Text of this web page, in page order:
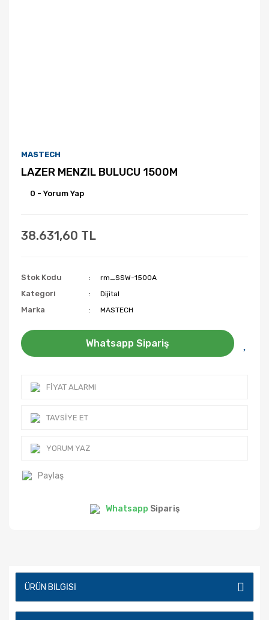
MASTECH
LAZER MENZIL BULUCU 1500M
0 - Yorum Yap
38.631,60 TL
Stok Kodu rm_SSW-1500A
Kategori Dijital
Marka MASTECH
Whatsapp Sipariş
FIYAT ALARMI
TAVSIYE ET
YORUM YAZ
Paylaş
Whatsapp Sipariş
ÜRÜN BILGISI